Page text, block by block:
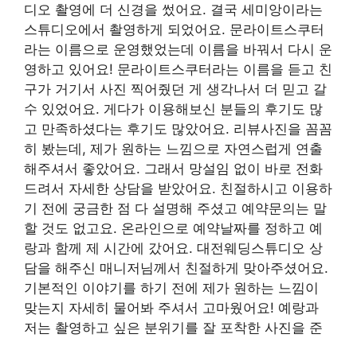
디오 촬영에 더 신경을 썼어요. 결국 세미앙이라는
스튜디오에서 촬영하게 되었어요. 문라이트스쿠터
라는 이름으로 운영했었는데 이름을 바꿔서 다시 운
영하고 있어요! 문라이트스쿠터라는 이름을 듣고 친
구가 거기서 사진 찍어줬던 게 생각나서 더 믿고 갈
수 있었어요. 게다가 이용해보신 분들의 후기도 많
고 만족하셨다는 후기도 많았어요. 리뷰사진을 꼼꼼
히 봤는데, 제가 원하는 느낌으로 자연스럽게 연출
해주셔서 좋았어요. 그래서 망설임 없이 바로 전화
드려서 자세한 상담을 받았어요. 친절하시고 이용하
기 전에 궁금한 점 다 설명해 주셨고 예약문의는 말
할 것도 없고요. 온라인으로 예약날짜를 정하고 예
랑과 함께 제 시간에 갔어요. 대전웨딩스튜디오 상
담을 해주신 매니저님께서 친절하게 맞아주셨어요.
기본적인 이야기를 하기 전에 제가 원하는 느낌이
맞는지 자세히 물어봐 주셔서 고마웠어요! 예랑과
저는 촬영하고 싶은 분위기를 잘 포착한 사진을 준